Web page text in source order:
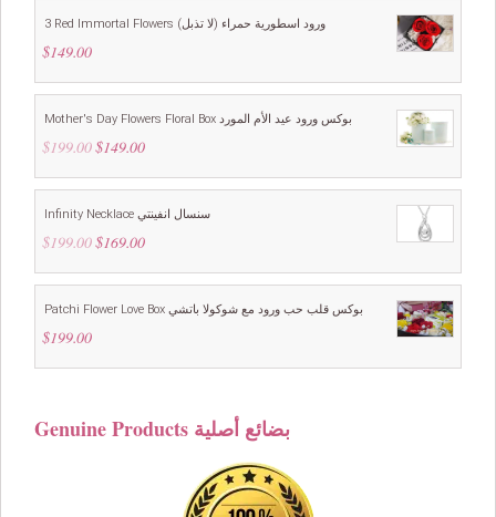
3 Red Immortal Flowers ورود اسطورية حمراء (لا تذبل)
$149.00
Mother's Day Flowers Floral Box بوكس ورود عيد الأم المورد
$199.00 Original
was:
$149.00Current
is:
Infinity Necklace سنسال انفينتي
$199.00 Original
was:
$169.00Current
is:
Patchi Flower Love Box بوكس قلب حب ورود مع شوكولا باتشي
$199.00
Genuine Products بضائع أصلية